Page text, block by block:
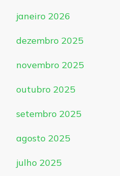
janeiro 2026
dezembro 2025
novembro 2025
outubro 2025
setembro 2025
agosto 2025
julho 2025